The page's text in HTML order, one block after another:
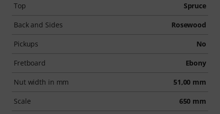
Top Spruce
Back and Sides Rosewood
Pickups No
Fretboard Ebony
Nut width in mm 51,00 mm
Scale 650 mm